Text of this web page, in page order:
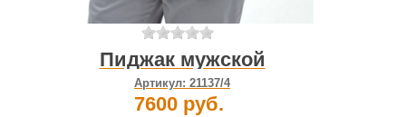
Пиджак мужской
Артикул: 21137/4
7600 руб.